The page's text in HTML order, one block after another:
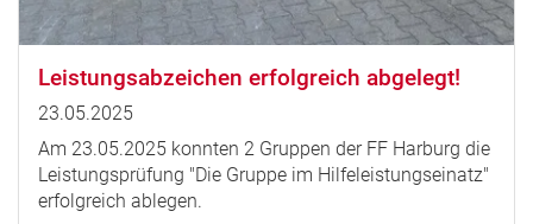
Leistungsabzeichen erfolgreich abgelegt!
23.05.2025
Am 23.05.2025 konnten 2 Gruppen der FF Harburg die
Leistungsprüfung "Die Gruppe im Hilfeleistungseinatz"
erfolgreich ablegen.